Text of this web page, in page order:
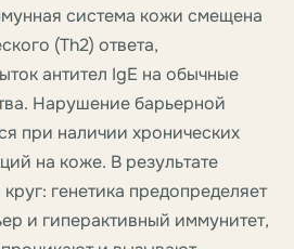
система кожи смещена
(Th2) ответа,
антител IgE на обычные
Нарушение барьерной
при наличии хронических
на коже. В результате
генетика предопределяет
и гиперактивный иммунитет,